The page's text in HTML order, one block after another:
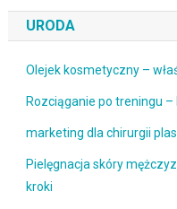
URODA
Olejek kosmetyczny –
Rozciąganie po treningu
marketing dla chirurgii
Pielęgnacja skóry
kroki